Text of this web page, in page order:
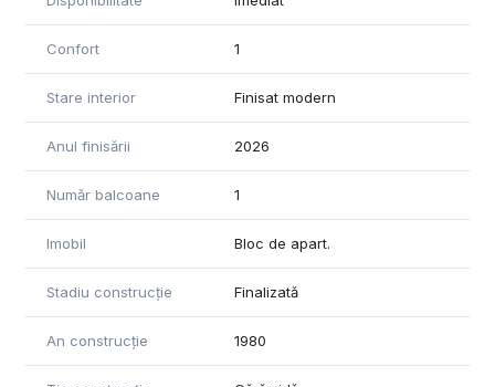
Confort 1
Stare interior Finisat modern
Anul finisării 2026
Număr balcoane 1
Imobil Bloc de apart.
Stadiu construcție Finalizată
An construcție 1980